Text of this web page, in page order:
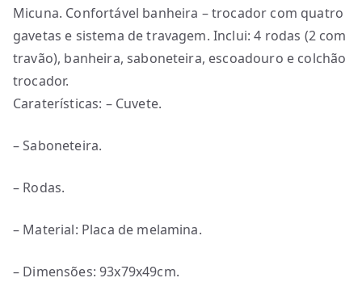
Micuna. Confortável banheira – trocador com quatro
gavetas e sistema de travagem. Inclui: 4 rodas (2 com
travão), banheira, saboneteira, escoadouro e colchão
trocador.
Caraterísticas: – Cuvete.
– Saboneteira.
– Rodas.
– Material: Placa de melamina.
– Dimensões: 93x79x49cm.